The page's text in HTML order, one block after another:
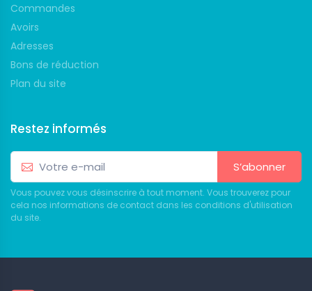
Commandes
Avoirs
Adresses
Bons de réduction
Plan du site
Restez informés
S’abonner
Vous pouvez vous désinscrire à tout moment. Vous trouverez pour
cela nos informations de contact dans les conditions d'utilisation
du site.